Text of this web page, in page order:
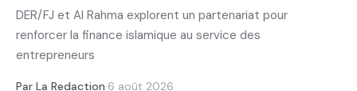
DER/FJ et Al Rahma explorent un partenariat pour
renforcer la finance islamique au service des
entrepreneurs
Par La Redaction·6 août 2026